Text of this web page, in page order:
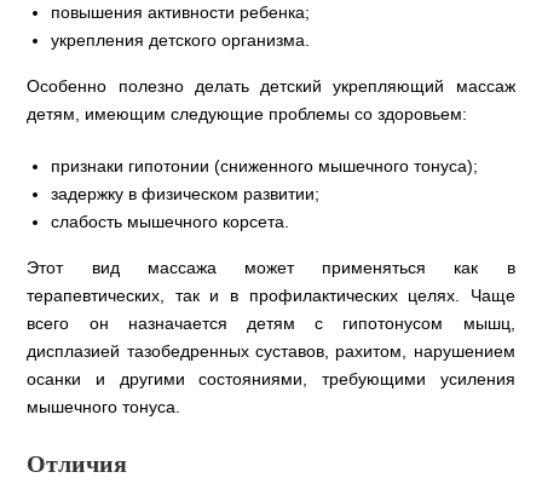
повышения активности ребенка;
укрепления детского организма.
Особенно полезно делать детский укрепляющий массаж
детям, имеющим следующие проблемы со здоровьем:
признаки гипотонии (сниженного мышечного тонуса);
задержку в физическом развитии;
слабость мышечного корсета.
Этот вид массажа может применяться как в
терапевтических, так и в профилактических целях. Чаще
всего он назначается детям с гипотонусом мышц,
дисплазией тазобедренных суставов, рахитом, нарушением
осанки и другими состояниями, требующими усиления
мышечного тонуса.
Отличия